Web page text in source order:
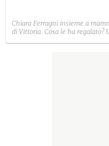
Chiara Ferragni insieme a
di Vittoria. Cosa le ha regalato?